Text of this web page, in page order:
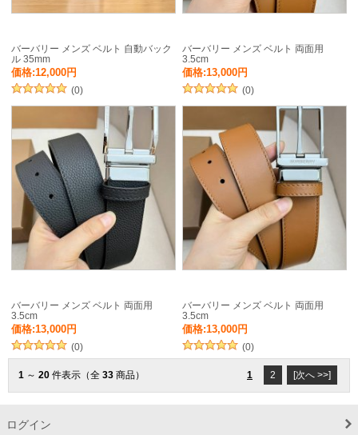
バーバリー メンズ ベルト 自動バック
ル 35mm
価格:12,000円
(0)
バーバリー メンズ ベルト 両面用
3.5cm
価格:13,000円
(0)
バーバリー メンズ ベルト 両面用
3.5cm
価格:13,000円
(0)
バーバリー メンズ ベルト 両面用
3.5cm
価格:13,000円
(0)
1 ～ 20 件表示（全 33 商品） 1 2 [次へ >>]
ログイン